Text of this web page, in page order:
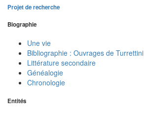
Projet de recherche
Biographie
Une vie
Bibliographie : Ouvrages de Turrettini
Littérature secondaire
Généalogie
Chronologie
Entités